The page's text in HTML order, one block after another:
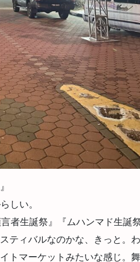
しい。
者生誕祭』『ムハンマド生誕
ティバルなのかな、きっと。
トマーケットみたいな感じ。